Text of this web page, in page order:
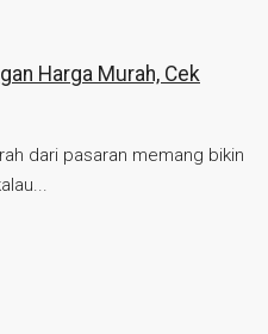
Harga Murah, Cek
dari pasaran memang bikin